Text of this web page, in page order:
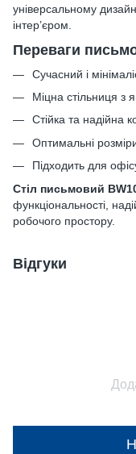
універсальному
інтер’єром.
Переваги
Сучасний і
Міцна стільниця з
Стійка та надійна
Оптимальні
Підходить для
Стіл письмовий
функціональності,
робочого простору.
Відгуки